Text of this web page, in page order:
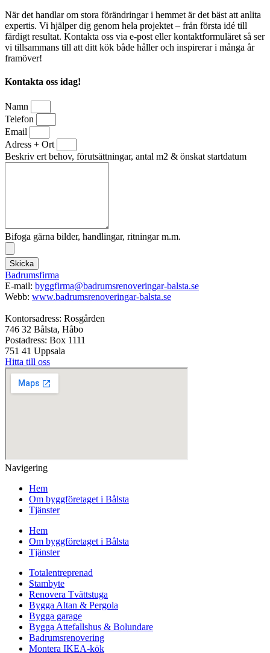
När det handlar om stora förändringar i hemmet är det bäst att anlita
expertis. Vi hjälper dig genom hela projektet – från första idé till
färdigt resultat. Kontakta oss via e-post eller kontaktformuläret så ser
vi tillsammans till att ditt kök både håller och inspirerar i många år
framöver!
Kontakta oss idag!
Namn
Telefon
Email
Adress + Ort
Beskriv ert behov, förutsättningar, antal m2 & önskat startdatum
Bifoga gärna bilder, handlingar, ritningar m.m.
Skicka
Badrumsfirma
E-mail: byggfirma@badrumsrenoveringar-balsta.se
Webb: www.badrumsrenoveringar-balsta.se
Kontorsadress: Rosgården
746 32 Bålsta, Håbo
Postadress: Box 1111
751 41 Uppsala
Hitta till oss
Navigering
Hem
Om byggföretaget i Bålsta
Tjänster
Hem
Om byggföretaget i Bålsta
Tjänster
Totalentreprenad
Stambyte
Renovera Tvättstuga
Bygga Altan & Pergola
Bygga garage
Bygga Attefallshus & Bolundare
Badrumsrenovering
Montera IKEA-kök